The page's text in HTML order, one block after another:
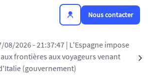
Nous contacter
08/2026 - 21:37:47 | L'Espagne impose
frontières aux voyageurs venant
(gouvernement)